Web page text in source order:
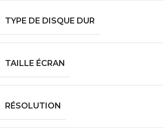
TYPE DE DISQUE DUR
TAILLE ÉCRAN
RÉSOLUTION